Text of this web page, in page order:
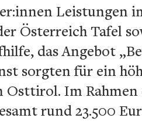
Leistungen
Österreich Tafel
das Angebot
sorgten für ein
Im
rund 23.500